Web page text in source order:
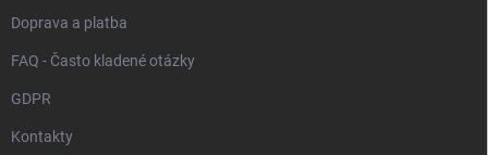
Doprava a platba
FAQ - Často kladené otázky
GDPR
Kontakty